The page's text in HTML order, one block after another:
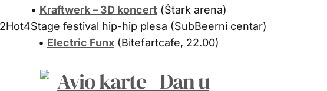
• Kraftwerk – 3D koncert (Štark arena)
festival hip-hip plesa (SubBeerni centar)
• Electric Funx(Bitefartcafe, 22.00)